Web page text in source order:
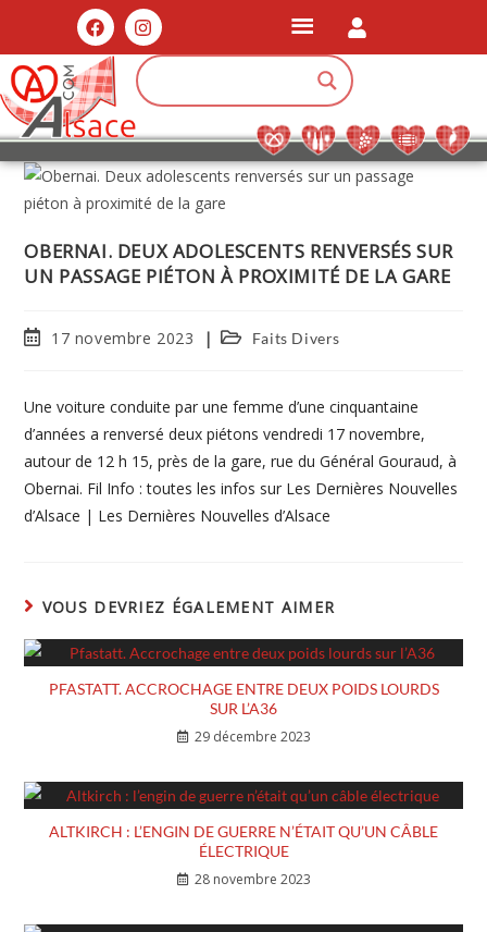
OBERNAI. DEUX ADOLESCENTS RENVERSÉS SUR
UN PASSAGE PIÉTON À PROXIMITÉ DE LA GARE
17 novembre 2023 Faits Divers
Une voiture conduite par une femme d’une cinquantaine
d’années a renversé deux piétons vendredi 17 novembre,
autour de 12 h 15, près de la gare, rue du Général Gouraud, à
Obernai. Fil Info : toutes les infos sur Les Dernières Nouvelles
d’Alsace | Les Dernières Nouvelles d’Alsace
VOUS DEVRIEZ ÉGALEMENT AIMER
PFASTATT. ACCROCHAGE ENTRE DEUX POIDS LOURDS
SUR L’A36
29 décembre 2023
ALTKIRCH : L’ENGIN DE GUERRE N’ÉTAIT QU’UN CÂBLE
ÉLECTRIQUE
28 novembre 2023